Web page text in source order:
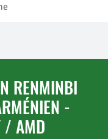
RENMINBI
-
/ AMD